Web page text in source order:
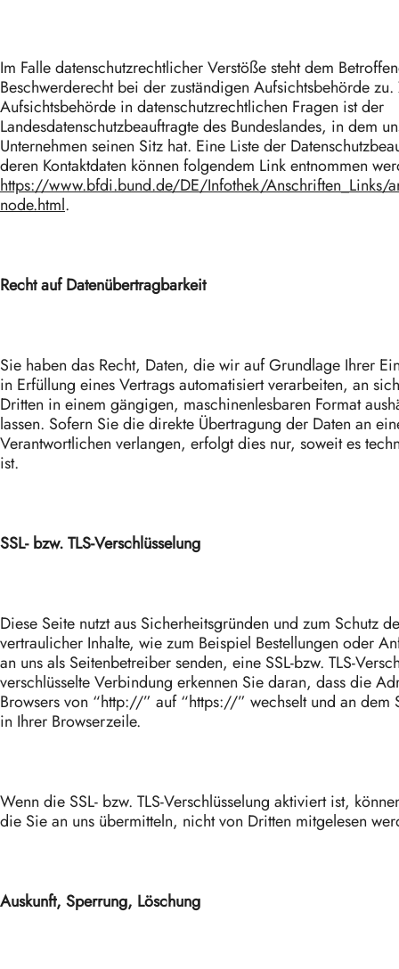
Im Falle datenschutzrechtlicher Verstöße steht dem
Beschwerderecht bei der zuständigen Aufsichtsbehörde zu.
Aufsichtsbehörde in datenschutzrechtlichen Fragen ist der
Landesdatenschutzbeauftragte des Bundeslandes, in dem
Unternehmen seinen Sitz hat. Eine Liste der
deren Kontaktdaten können folgendem Link entnommen
https://www.bfdi.bund.de/DE/Infothek/Anschriften_Links/
node.html.
Recht auf Datenübertragbarkeit
Sie haben das Recht, Daten, die wir auf Grundlage Ihrer
in Erfüllung eines Vertrags automatisiert verarbeiten, an
Dritten in einem gängigen, maschinenlesbaren Format
lassen. Sofern Sie die direkte Übertragung der Daten an
Verantwortlichen verlangen, erfolgt dies nur, soweit es
ist.
SSL- bzw. TLS-Verschlüsselung
Diese Seite nutzt aus Sicherheitsgründen und zum Schutz
vertraulicher Inhalte, wie zum Beispiel Bestellungen oder
an uns als Seitenbetreiber senden, eine SSL-bzw. TLS-
verschlüsselte Verbindung erkennen Sie daran, dass die
Browsers von “http://” auf “https://” wechselt und an dem
in Ihrer Browserzeile.
Wenn die SSL- bzw. TLS-Verschlüsselung aktiviert ist,
die Sie an uns übermitteln, nicht von Dritten mitgelesen
Auskunft, Sperrung, Löschung